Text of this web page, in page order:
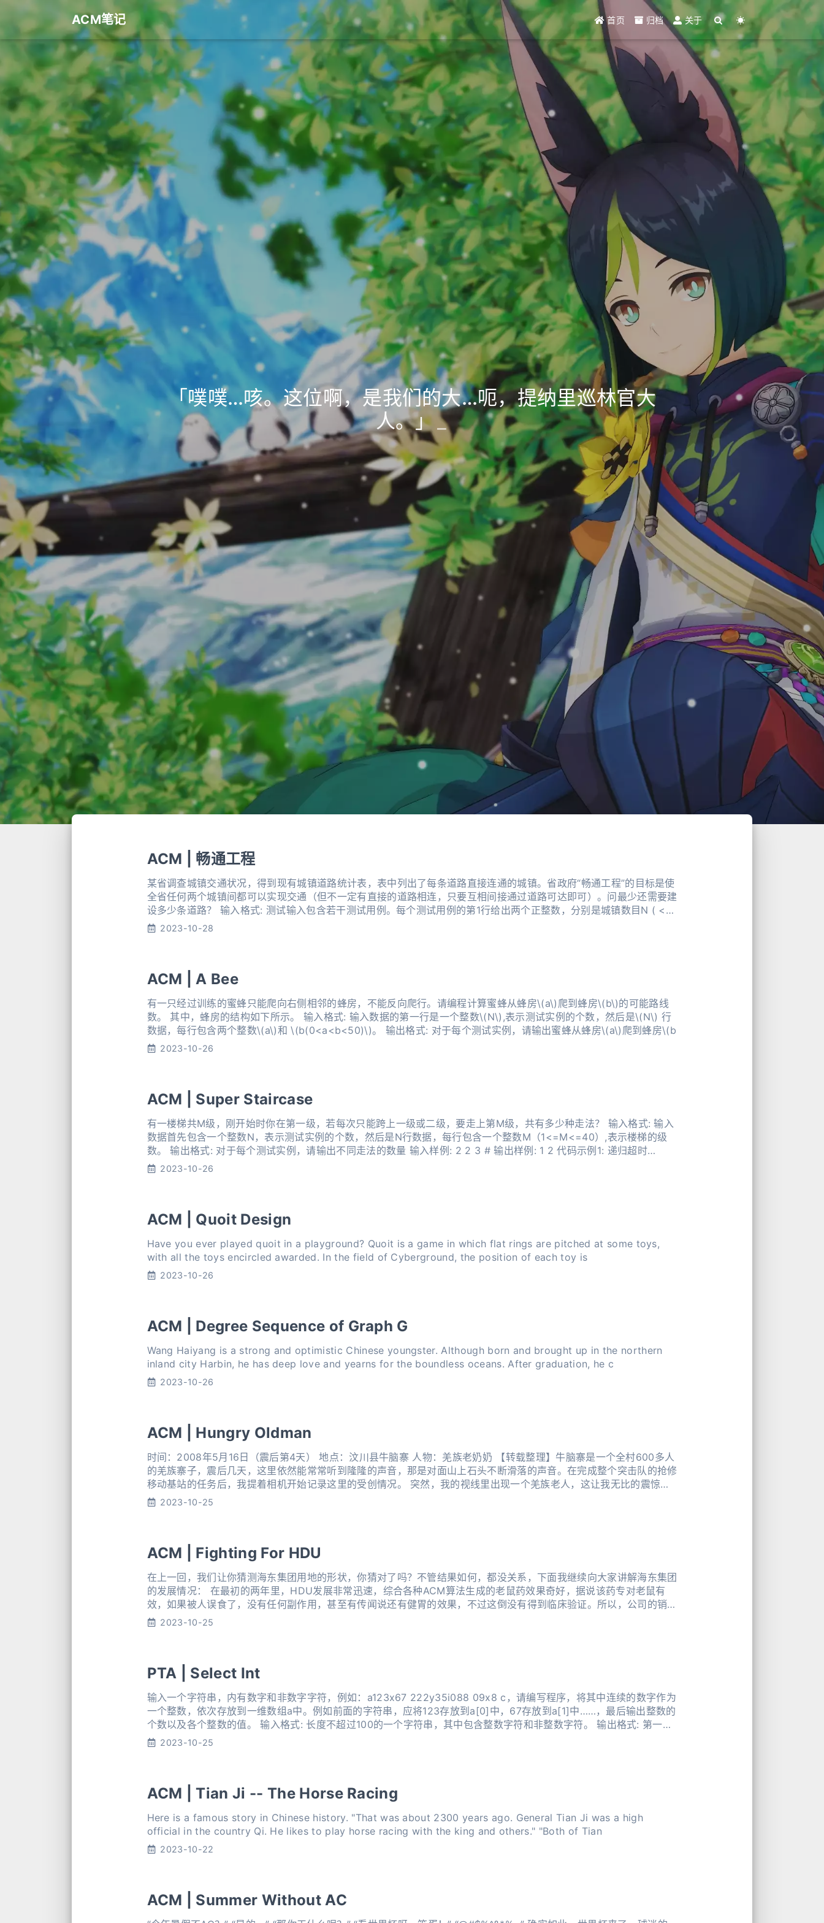
ACM笔记 首页 归档 关于
「噗噗…咳。这位啊，是我们的大…呃，提纳里巡林官大
人。」 _
ACM | 畅通工程
某省调查城镇交通状况，得到现有城镇道路统计表，表中列出了每条道路直接连通的城镇。省政府“畅通工程”的目标是使
全省任何两个城镇间都可以实现交通（但不一定有直接的道路相连，只要互相间接通过道路可达即可）。问最少还需要建
设多少条道路？ 输入格式: 测试输入包含若干测试用例。每个测试用例的第1行给出两个正整数，分别是城镇数目N ( <
1000 )和道路数目M；随后的M行对应M条道路，每行给出一对正
2023-10-28
ACM | A Bee
有一只经过训练的蜜蜂只能爬向右侧相邻的蜂房，不能反向爬行。请编程计算蜜蜂从蜂房\(a\)爬到蜂房\(b\)的可能路线
数。 其中，蜂房的结构如下所示。 输入格式: 输入数据的第一行是一个整数\(N\),表示测试实例的个数，然后是\(N\) 行
数据，每行包含两个整数\(a\)和 \(b(0<a<b<50)\)。 输出格式: 对于每个测试实例，请输出蜜蜂从蜂房\(a\)爬到蜂房\(b
2023-10-26
ACM | Super Staircase
有一楼梯共M级，刚开始时你在第一级，若每次只能跨上一级或二级，要走上第M级，共有多少种走法？ 输入格式: 输入
数据首先包含一个整数N，表示测试实例的个数，然后是N行数据，每行包含一个整数M（1<=M<=40）,表示楼梯的级
数。 输出格式: 对于每个测试实例，请输出不同走法的数量 输入样例: 2 2 3 # 输出样例: 1 2 代码示例1: 递归超时
#include<stdio.
2023-10-26
ACM | Quoit Design
Have you ever played quoit in a playground? Quoit is a game in which flat rings are pitched at some toys,
with all the toys encircled awarded. In the field of Cyberground, the position of each toy is
2023-10-26
ACM | Degree Sequence of Graph G
Wang Haiyang is a strong and optimistic Chinese youngster. Although born and brought up in the northern
inland city Harbin, he has deep love and yearns for the boundless oceans. After graduation, he c
2023-10-26
ACM | Hungry Oldman
时间：2008年5月16日（震后第4天） 地点：汶川县牛脑寨 人物：羌族老奶奶 【转载整理】牛脑寨是一个全村600多人
的羌族寨子，震后几天，这里依然能常常听到隆隆的声音，那是对面山上石头不断滑落的声音。在完成整个突击队的抢修
移动基站的任务后，我提着相机开始记录这里的受创情况。 突然，我的视线里出现一个羌族老人，这让我无比的震惊，
要知道，那是一个极陡的坡，这个佝偻着腰的老人是怎么艰难地爬上来的？她上
2023-10-25
ACM | Fighting For HDU
在上一回，我们让你猜测海东集团用地的形状，你猜对了吗？不管结果如何，都没关系，下面我继续向大家讲解海东集团
的发展情况： 在最初的两年里，HDU发展非常迅速，综合各种ACM算法生成的老鼠药效果奇好，据说该药专对老鼠有
效，如果被人误食了，没有任何副作用，甚至有传闻说还有健胃的效果，不过这倒没有得到临床验证。所以，公司的销量
逐年递增，利润也是节节攀升，作为股东之一的公主负责财务，最近半年，她实在辛苦，多
2023-10-25
PTA | Select Int
输入一个字符串，内有数字和非数字字符，例如：a123x67 222y35i088 09x8 c，请编写程序，将其中连续的数字作为
一个整数，依次存放到一维数组a中。例如前面的字符串，应将123存放到a[0]中，67存放到a[1]中……，最后输出整数的
个数以及各个整数的值。 输入格式: 长度不超过100的一个字符串，其中包含整数字符和非整数字符。 输出格式: 第一行
输出整数的个数 第2行输出各个整数的
2023-10-25
ACM | Tian Ji -- The Horse Racing
Here is a famous story in Chinese history. "That was about 2300 years ago. General Tian Ji was a high
official in the country Qi. He likes to play horse racing with the king and others." "Both of Tian
2023-10-22
ACM | Summer Without AC